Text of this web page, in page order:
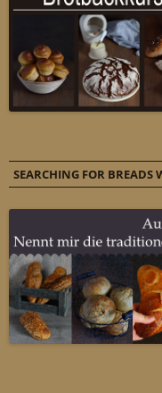
SEARCHING FOR BREADS